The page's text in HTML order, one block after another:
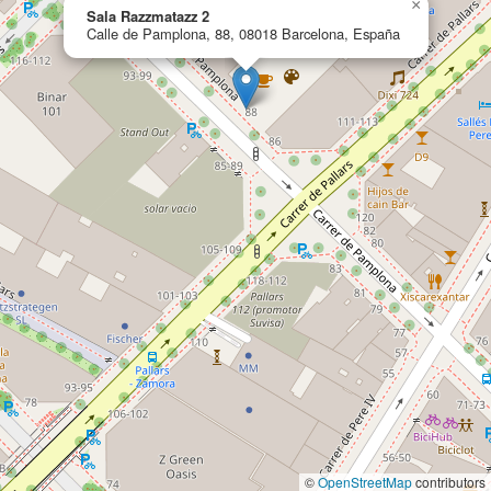
Sala Razzmatazz 2
Calle de Pamplona, 88, 08018 Barcelona, España
×
©OpenStreetMapcontributors